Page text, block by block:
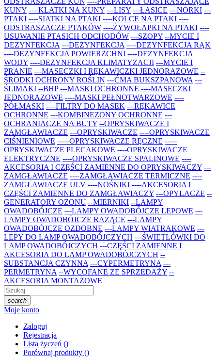
KUNY ----KLATKI NA KUNY ---LISY ---ŁASICE ---NORKI ---
PTAKI ----SIATKI NA PTAKI ----KOLCE NA PTAKI ----
ODSTRASZACZE PTAKÓW ----ŻYWOŁAPKI NA PTAKI ----
USUWANIE PTASICH ODCHODÓW ---SZOPY --MYCIE I
DEZYNFEKCJA ---DEZYNFEKCJA ----DEZYNFEKCJA RĄK
----DEZYNFEKCJA POWIERZCHNI ----DEZYNFEKCJA
WODY ----DEZYNFEKCJA KLIMATYZACJI ---MYCIE I
PRANIE ---MASECZKI I RĘKAWICZKI JEDNORAZOWE --
ŚRODKI OCHRONY ROŚLIN ---ĆMA BUKSZPANOWA ---
ŚLIMAKI --BHP ---MASKI OCHRONNE ----MASECZKI
JEDNORAZOWE ----MASKI PEŁNOTWARZOWE ----
PÓŁMASKI ----FILTRY DO MASEK ---RĘKAWICE
OCHRONNE ---KOMBINEZONY OCHRONNE ---
OCHRANIACZE NA BUTY --OPRYSKIWACZE I
ZAMGŁAWIACZE ---OPRYSKIWACZE ----OPRYSKIWACZE
CIŚNIENIOWE -----OPRYSKIWACZE RĘCZNE -----
OPRYSKIWACZE PLECAKOWE ----OPRYSKIWACZE
ELEKTRYCZNE ----OPRYSKIWACZE SPALINOWE ----
AKCESORIA I CZĘŚCI ZAMIENNE DO OPRYSKIWACZY ---
ZAMGŁAWIACZE ----ZAMGŁAWIACZE TERMICZNE ----
ZAMGŁAWIACZE ULV ----NOŚNIKI ----AKCESORIA I
CZĘŚCI ZAMIENNE DO ZAMGŁAWIACZY ---OPYLACZE --
GENERATORY OZONU --MIERNIKI --LAMPY
OWADOBÓJCZE ---LAMPY OWADOBÓJCZE LEPOWE ---
LAMPY OWADOBÓJCZE RAŻĄCE ---LAMPY
OWADOBÓJCZE OZDOBNE ---LAMPY WIATRAKOWE ---
LEPY DO LAMP OWADOBÓJCZYCH ---ŚWIETLÓWKI DO
LAMP OWADOBÓJCZYCH ---CZĘŚCI ZAMIENNE I
AKCESORIA DO LAMP OWADOBÓJCZYCH --
SUBSTANCJA CZYNNA ---CYPERMETRYNA ---
PERMETRYNA --WYCOFANE ZE SPRZEDAŻY --
AKCESORIA MONTAŻOWE
search
Moje konto
Zaloguj
Rejestracja
Lista życzeń ()
Porównaj produkty ()